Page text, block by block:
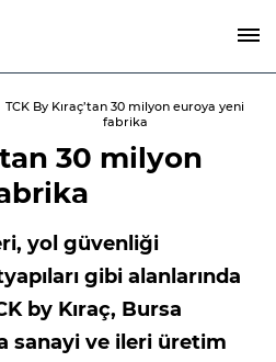
TCK By Kıraç’tan 30 milyon euroya yeni
fabrika
30 milyon
yol güvenliği
gibi alanlarında
by Kıraç, Bursa
sanayi ve ileri üretim